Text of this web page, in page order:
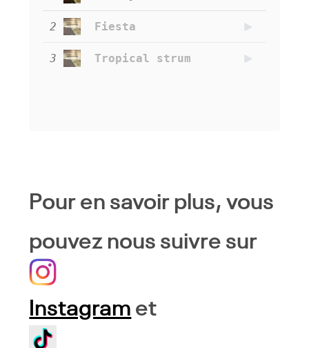
2 Fiesta
3 Tropical strum
Pour en savoir plus, vous
pouvez nous suivre sur
Instagramet